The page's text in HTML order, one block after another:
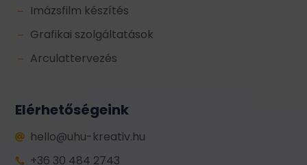
K Imázsfilm készítés
K Grafikai szolgáltatások
K Arculattervezés
Elérhetőségeink
 hello@uhu-kreativ.hu
 +36 30 484 2743